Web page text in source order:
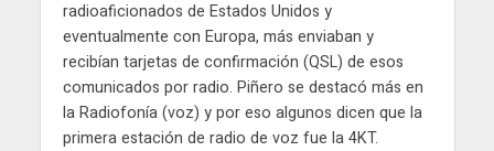
radioaficionados de Estados Unidos y
eventualmente con Europa, más enviaban y
recibían tarjetas de confirmación (QSL) de esos
comunicados por radio. Piñero se destacó más en
la Radiofonía (voz) y por eso algunos dicen que la
primera estación de radio de voz fue la 4KT.